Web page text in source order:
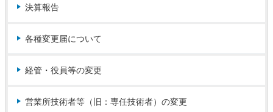
決算報告
各種変更届について
経管・役員等の変更
営業所技術者等（旧：専任技術者）の変更